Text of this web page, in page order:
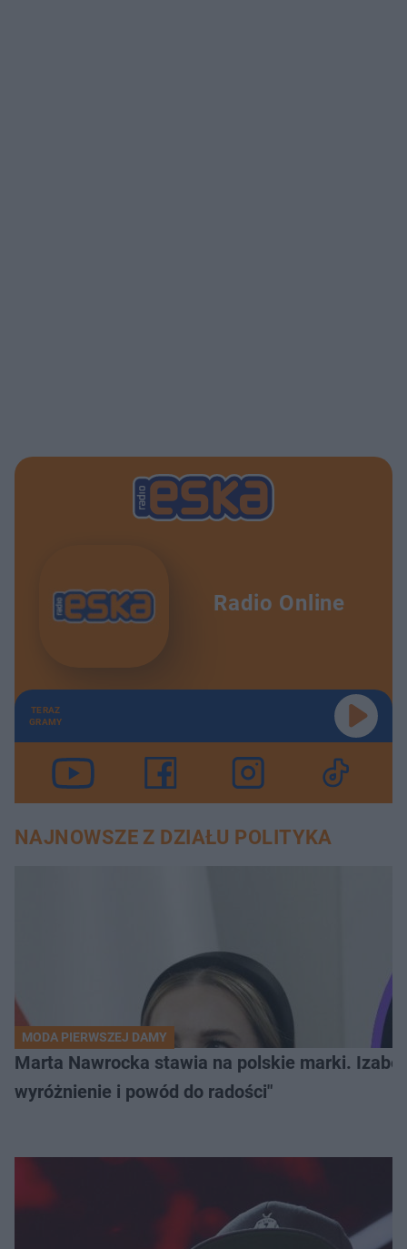
Radio Online
TERAZ
GRAMY
NAJNOWSZE Z DZIAŁU POLITYKA
MODA PIERWSZEJ DAMY
Marta Nawrocka stawia na polskie marki.
wyróżnienie i powód do radości"